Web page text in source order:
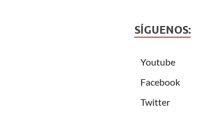
SÍGUENOS:
Youtube
Facebook
Twitter